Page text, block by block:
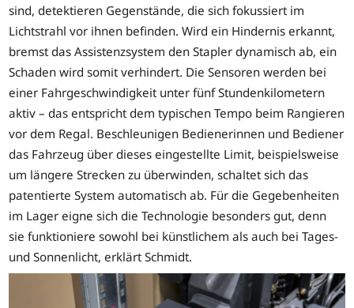
sind, detektieren Gegenstände, die sich fokussiert im
Lichtstrahl vor ihnen befinden. Wird ein Hindernis erkannt,
bremst das Assistenzsystem den Stapler dynamisch ab, ein
Schaden wird somit verhindert. Die Sensoren werden bei
einer Fahrgeschwindigkeit unter fünf Stundenkilometern
aktiv – das entspricht dem typischen Tempo beim Rangieren
vor dem Regal. Beschleunigen Bedienerinnen und Bediener
das Fahrzeug über dieses eingestellte Limit, beispielsweise
um längere Strecken zu überwinden, schaltet sich das
patentierte System automatisch ab. Für die Gegebenheiten
im Lager eigne sich die Technologie besonders gut, denn
sie funktioniere sowohl bei künstlichem als auch bei Tages-
und Sonnenlicht, erklärt Schmidt.